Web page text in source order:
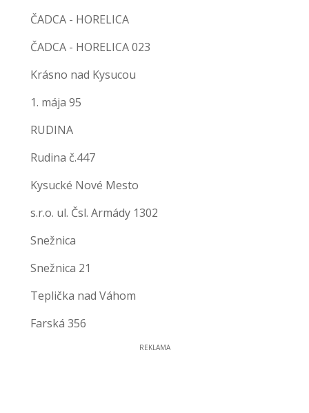
ČADCA - HORELICA
ČADCA - HORELICA 023
Krásno nad Kysucou
1. mája 95
RUDINA
Rudina č.447
Kysucké Nové Mesto
s.r.o. ul. Čsl. Armády 1302
Snežnica
Snežnica 21
Teplička nad Váhom
Farská 356
REKLAMA